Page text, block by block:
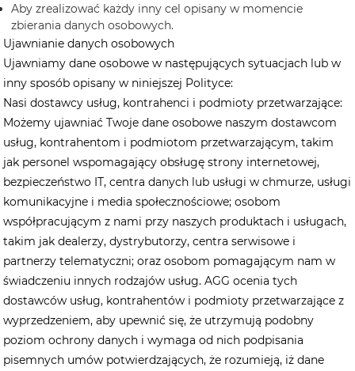
Aby zrealizować każdy inny cel opisany w momencie
zbierania danych osobowych.
Ujawnianie danych osobowych
Ujawniamy dane osobowe w następujących sytuacjach lub w
inny sposób opisany w niniejszej Polityce:
Nasi dostawcy usług, kontrahenci i podmioty przetwarzające:
Możemy ujawniać Twoje dane osobowe naszym dostawcom
usług, kontrahentom i podmiotom przetwarzającym, takim
jak personel wspomagający obsługę strony internetowej,
bezpieczeństwo IT, centra danych lub usługi w chmurze, usługi
komunikacyjne i media społecznościowe; osobom
współpracującym z nami przy naszych produktach i usługach,
takim jak dealerzy, dystrybutorzy, centra serwisowe i
partnerzy telematyczni; oraz osobom pomagającym nam w
świadczeniu innych rodzajów usług. AGG ocenia tych
dostawców usług, kontrahentów i podmioty przetwarzające z
wyprzedzeniem, aby upewnić się, że utrzymują podobny
poziom ochrony danych i wymaga od nich podpisania
pisemnych umów potwierdzających, że rozumieją, iż dane